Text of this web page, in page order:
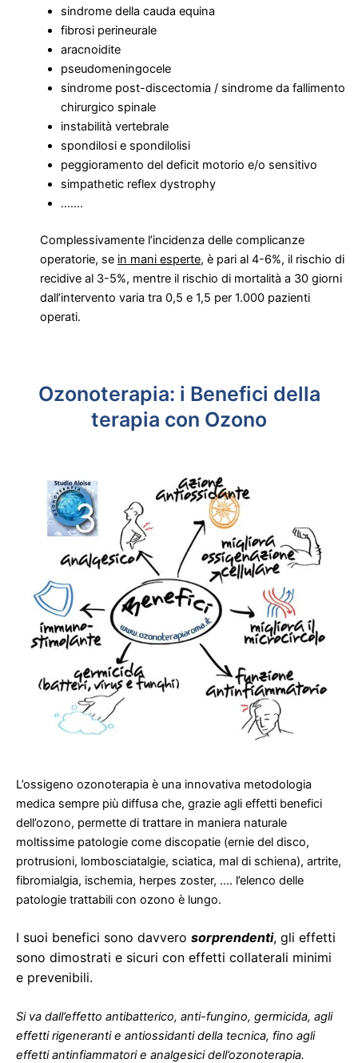
sindrome della cauda equina
fibrosi perineurale
aracnoidite
pseudomeningocele
sindrome post-discectomia / sindrome da fallimento
chirurgico spinale
instabilità vertebrale
spondilosi e spondilolisi
peggioramento del deficit motorio e/o sensitivo
simpathetic reflex dystrophy
…….
Complessivamente l’incidenza delle complicanze
operatorie, se in mani esperte, è pari al 4-6%, il rischio di
recidive al 3-5%, mentre il rischio di mortalità a 30 giorni
dall’intervento varia tra 0,5 e 1,5 per 1.000 pazienti
operati.
Ozonoterapia: i Benefici della
terapia con Ozono
L’ossigeno ozonoterapia è una innovativa metodologia
medica sempre più diffusa che, grazie agli effetti benefici
dell’ozono, permette di trattare in maniera naturale
moltissime patologie come discopatie (ernie del disco,
protrusioni, lombosciatalgie, sciatica, mal di schiena), artrite,
fibromialgia, ischemia, herpes zoster, …. l’elenco delle
patologie trattabili con ozono è lungo.
I suoi benefici sono davvero sorprendenti, gli effetti
sono dimostrati e sicuri con effetti collaterali minimi
e prevenibili.
Si va dall’effetto antibatterico, anti-fungino, germicida, agli
effetti rigeneranti e antiossidanti della tecnica, fino agli
effetti antinfiammatori e analgesici dell’ozonoterapia.